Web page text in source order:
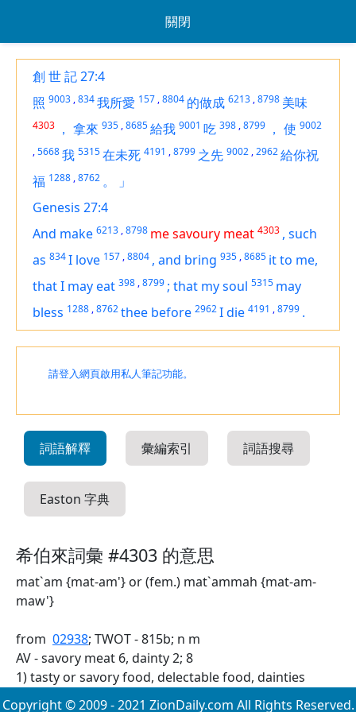
關閉
創 世 記 27:4
照 9003 ,834我所愛 157 ,8804 的做成 6213 ,8798 美味
4303 ， 拿來 935 ,8685給我 9001 吃 398 ,8799 ， 使 9002
,5668我 5315在未死 4191 ,8799 之先 9002 ,2962給你祝
福 1288 ,8762 。
」
Genesis 27:4
And make 6213 ,8798 me savoury meat 4303 , such
as 834I love 157 ,8804 , and bring 935 ,8685 itto me,
that I may eat 398 ,8799 ; that my soul 5315 may
bless 1288 ,8762thee before 2962I die 4191 ,8799 .
請登入網頁啟用私人筆記功能。
詞語解釋 彙編索引 詞語搜尋
Easton 字典
希伯來詞彙 #4303 的意思
mat`am {mat-am'} or (fem.) mat`ammah {mat-am-
maw'}
from 02938; TWOT - 815b; n m
AV - savory meat 6, dainty 2; 8
1) tasty or savory food, delectable food, dainties
Copyright © 2009 - 2021 ZionDaily.com All Rights Reserved.